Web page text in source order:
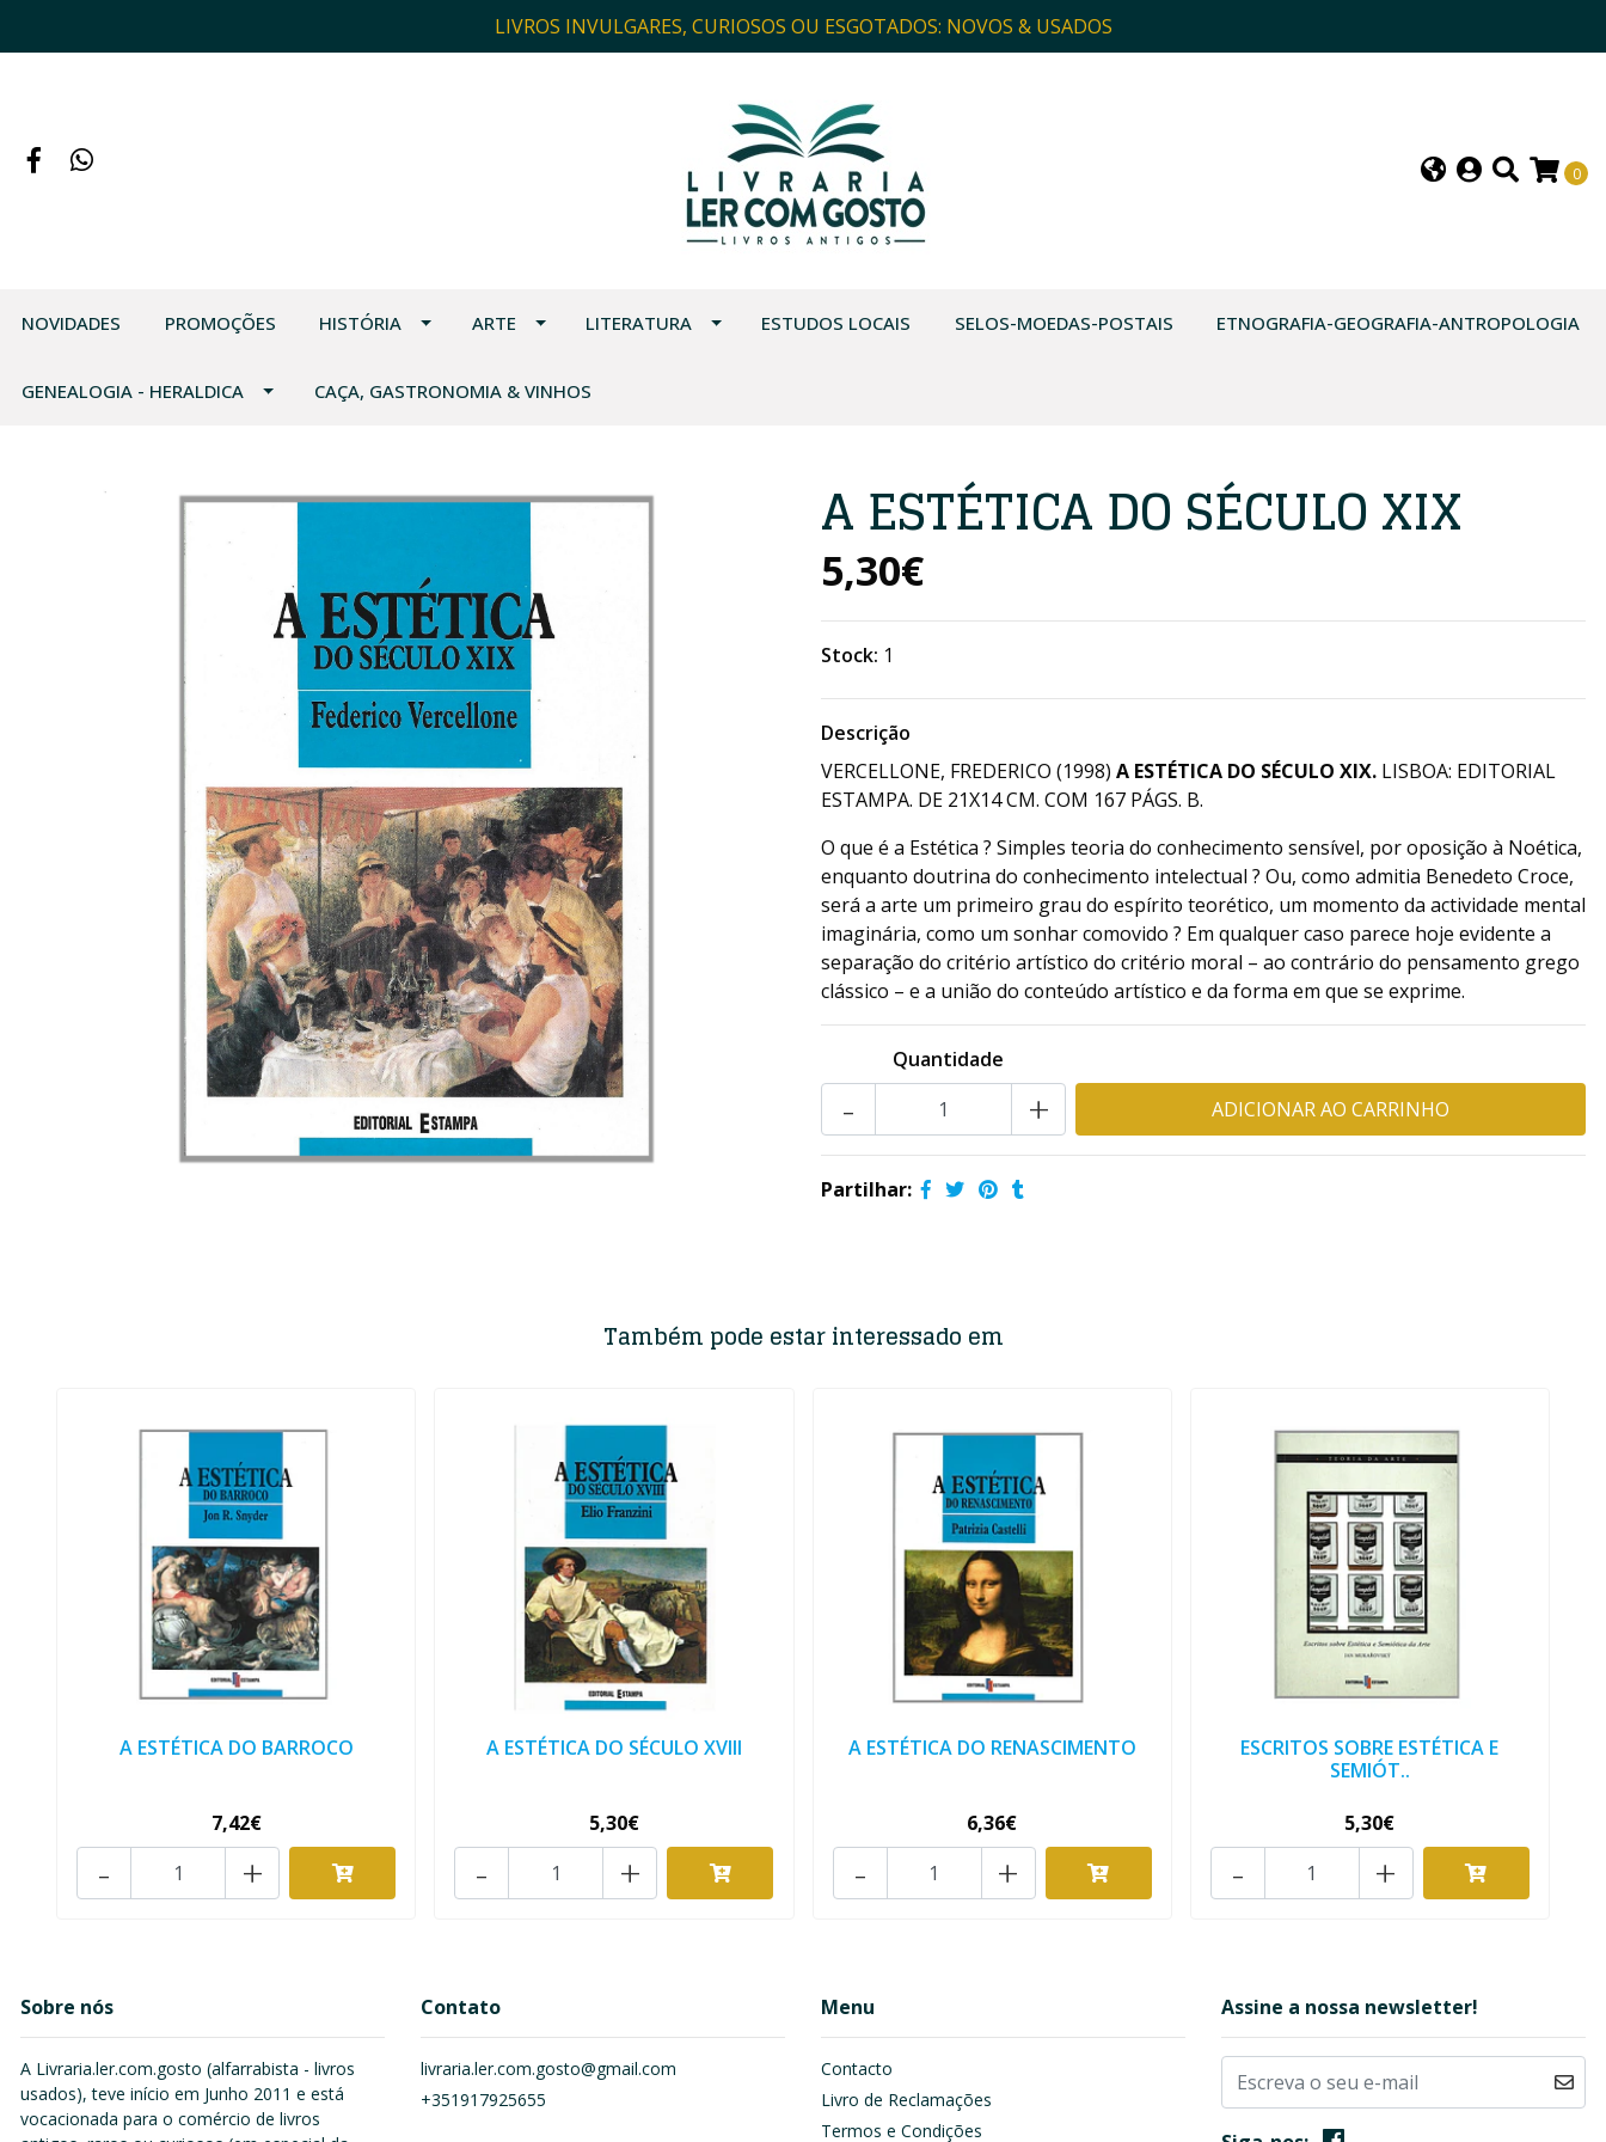
LIVROS INVULGARES, CURIOSOS OU ESGOTADOS: NOVOS & USADOS
0
NOVIDADES PROMOÇÕES HISTÓRIA ARTE LITERATURA ESTUDOS LOCAIS SELOS-MOEDAS-POSTAIS ETNOGRAFIA-GEOGRAFIA-ANTROPOLOGIA
GENEALOGIA - HERALDICA CAÇA, GASTRONOMIA & VINHOS
A ESTÉTICA DO SÉCULO XIX
5,30€
Stock: 1
Descrição
VERCELLONE, FREDERICO (1998) A ESTÉTICA DO SÉCULO XIX. LISBOA: EDITORIAL
ESTAMPA. DE 21X14 CM. COM 167 PÁGS. B.
O que é a Estética ? Simples teoria do conhecimento sensível, por oposição à Noética,
enquanto doutrina do conhecimento intelectual ? Ou, como admitia Benedeto Croce,
será a arte um primeiro grau do espírito teorético, um momento da actividade mental
imaginária, como um sonhar comovido ? Em qualquer caso parece hoje evidente a
separação do critério artístico do critério moral – ao contrário do pensamento grego
clássico – e a união do conteúdo artístico e da forma em que se exprime.
Quantidade
+
-
Partilhar:
Também pode estar interessado em
A ESTÉTICA DO BARROCO
7,42€
+
-
A ESTÉTICA DO SÉCULO XVIII
5,30€
+
-
A ESTÉTICA DO RENASCIMENTO
6,36€
+
-
ESCRITOS SOBRE ESTÉTICA E
SEMIÓT..
5,30€
+
-
Sobre nós
A Livraria.ler.com.gosto (alfarrabista - livros
usados), teve início em Junho 2011 e está
vocacionada para o comércio de livros
Contato
livraria.ler.com.gosto@gmail.com
+351917925655
Menu
Contacto
Livro de Reclamações
Termos e Condições
Assine a nossa newsletter!